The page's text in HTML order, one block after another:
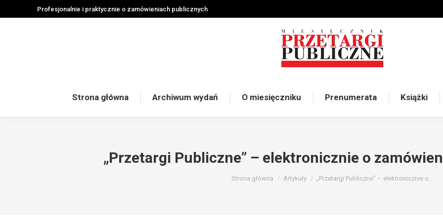
Profesjonalnie i praktycznie o zamówieniach publicznych
Strona główna Archiwum wydań O miesięczniku Prenumerata Książki
„Przetargi Publiczne” – elektronicznie o
Strona główna Artykuły „Przetargi Publiczne” – elektronicznie o…